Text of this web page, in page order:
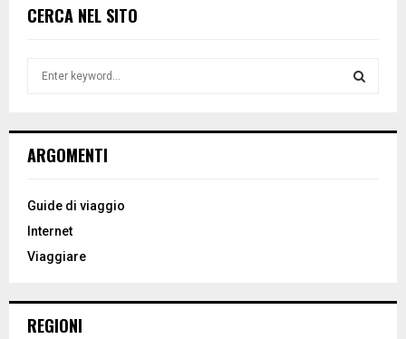
CERCA NEL SITO
h
o
:
ARGOMENTI
Guide di viaggio
Internet
Viaggiare
REGIONI